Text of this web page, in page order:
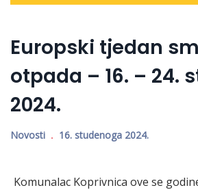
Europski tjedan
otpada – 16. – 24.
2024.
Novosti 16. studenoga 2024.
Komunalac Koprivnica ove se